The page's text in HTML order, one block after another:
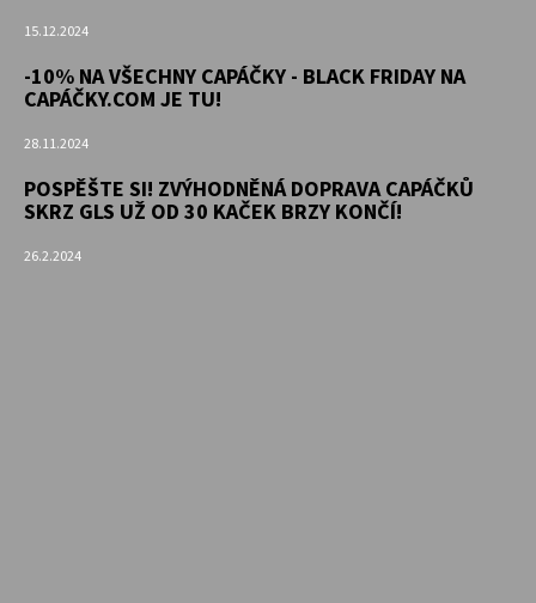
15.12.2024
-10% NA VŠECHNY CAPÁČKY - BLACK FRIDAY NA
CAPÁČKY.COM JE TU!
28.11.2024
POSPĚŠTE SI! ZVÝHODNĚNÁ DOPRAVA CAPÁČKŮ
SKRZ GLS UŽ OD 30 KAČEK BRZY KONČÍ!
26.2.2024